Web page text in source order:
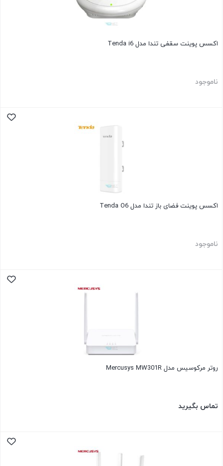
اکسس پوینت سقفی تندا مدل Tenda i6
ناموجود
اکسس پوینت فضای باز تندا مدل Tenda O6
ناموجود
روتر مرکوسیس مدل Mercusys MW301R
تماس بگیرید